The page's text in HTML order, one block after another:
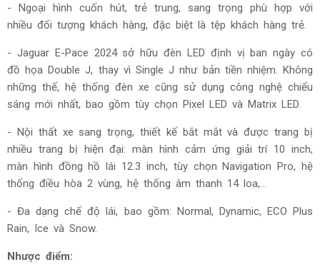
- Ngoại hình cuốn hút, trẻ trung, sang trọng phù hợp với
nhiều đối tượng khách hàng, đặc biệt là tệp khách hàng trẻ.
- Jaguar E-Pace 2024 sở hữu đèn LED định vị ban ngày có
đồ họa Double J, thay vì Single J như bản tiền nhiệm. Không
những thế, hệ thống đèn xe cũng sử dụng công nghệ chiếu
sáng mới nhất, bao gồm tùy chọn Pixel LED và Matrix LED.
- Nội thất xe sang trọng, thiết kế bắt mắt và được trang bị
nhiều trang bị hiện đại: màn hình cảm ứng giải trí 10 inch,
màn hình đồng hồ lái 12.3 inch, tùy chọn Navigation Pro, hệ
thống điều hòa 2 vùng, hệ thống âm thanh 14 loa,...
- Đa dạng chế độ lái, bao gồm: Normal, Dynamic, ECO Plus
Rain, Ice và Snow.
Nhược điểm: